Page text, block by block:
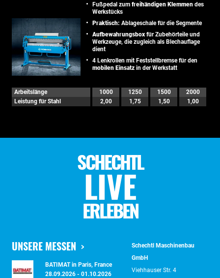
Fußpedal zum freihändigen Klemmen des
Werkstücks
Praktisch: Ablageschale für die Segmente
Aufbewahrungsbox für Zubehörteile und
Werkzeuge, die zugleich als Blechauflage
dient
4 Lenkrollen mit Feststellbremse für den
mobilen Einsatz in der Werkstatt
Arbeitslänge 1000 1250 1500
2000
Leistung für Stahl
2,00 1,75 1,50 1,00
SCHECHTL
LIVE
ERLEBEN
UNSERE MESSEN
BATIMAT in Paris, France
28.09.2026 - 01.10.2026
Schechtl Maschinenbau
GmbH
Viehhauser Str. 4